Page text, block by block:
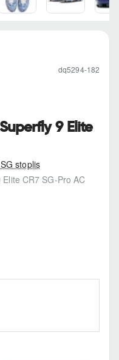
SG stoplis
CR7 SG-Pro AC
9 Elite
dq5294-182